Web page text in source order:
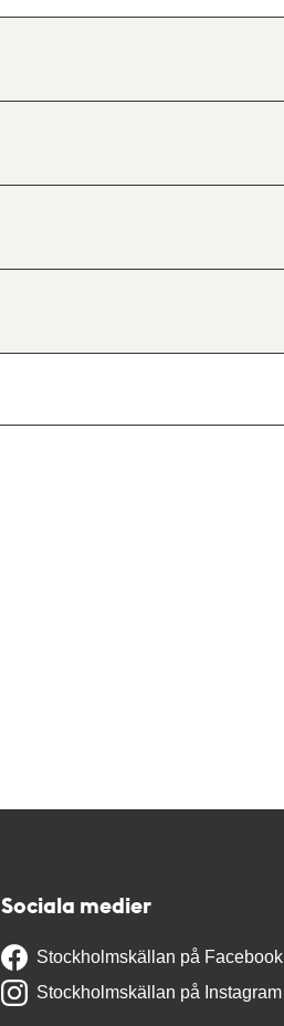
Sociala medier
Stockholmskällan på Facebook
Stockholmskällan på Instagram